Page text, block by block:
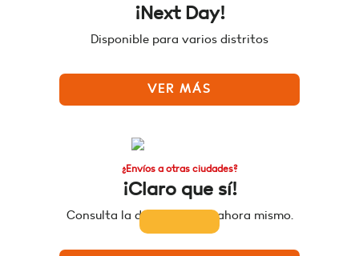
¡Next Day!
Disponible para varios distritos
VER MÁS
¿Envíos a otras ciudades?
¡Claro que sí!
Consulta la disponibilidad ahora mismo.